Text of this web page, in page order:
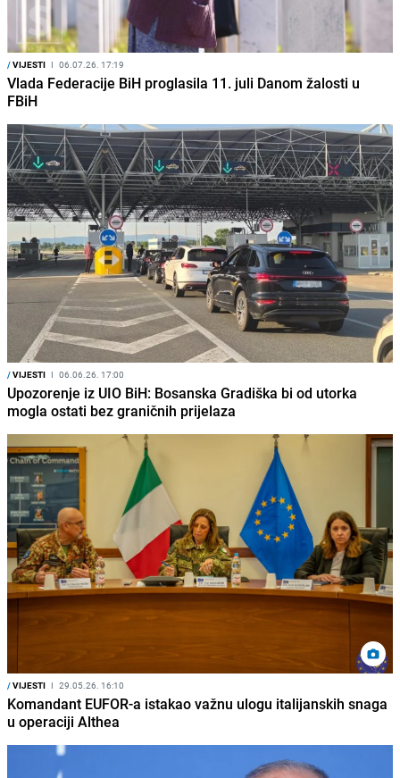
/VIJESTI I 06.07.26. 17:19
Vlada Federacije BiH proglasila 11. juli Danom žalosti u
FBiH
/VIJESTI I 06.06.26. 17:00
Upozorenje iz UIO BiH: Bosanska Gradiška bi od utorka
mogla ostati bez graničnih prijelaza
/VIJESTI I 29.05.26. 16:10
Komandant EUFOR-a istakao važnu ulogu italijanskih snaga
u operaciji Althea